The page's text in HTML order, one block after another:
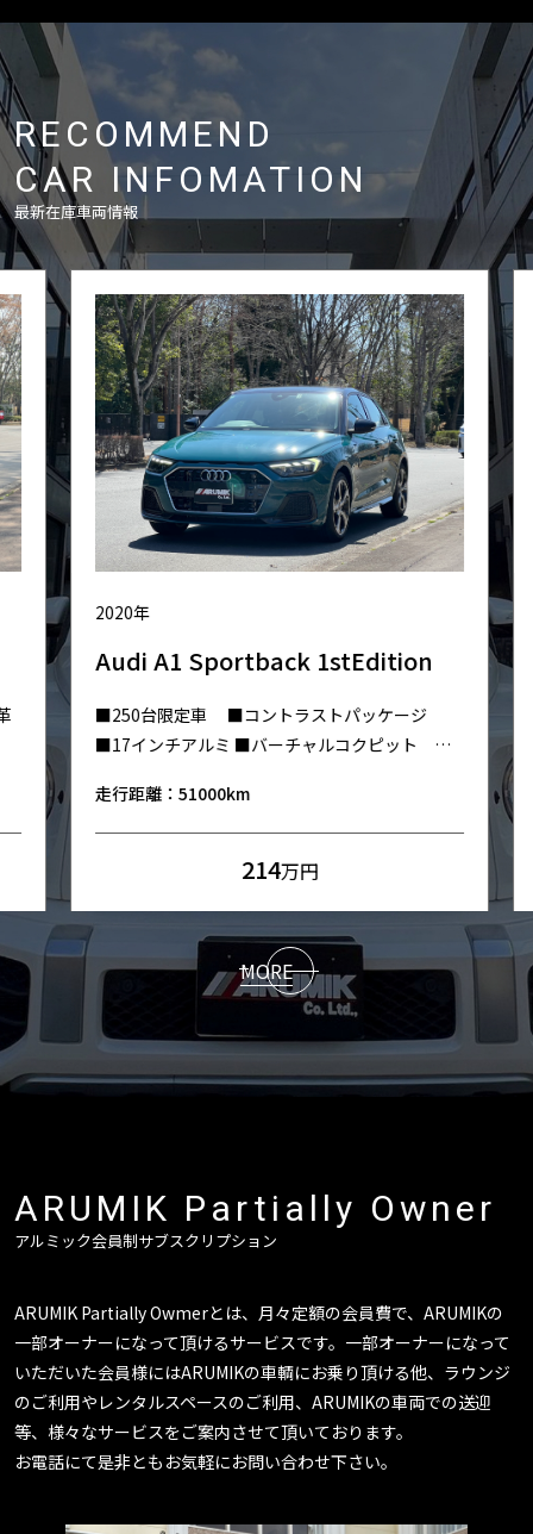
RECOMMEND
CAR INFOMATION
最新在庫車両情報
2020年
Audi A1 Sportback 1stEdition
■250台限定車 ■コントラストパッケージ
■17インチアルミ ■バーチャルコクピット
ティブクルーズコントロール ■純正ナビ ■シー
トヒーター
走行距離：51000km
214万円
MORE
ARUMIK Partially Owner
アルミック会員制サブスクリプション
ARUMIK Partially Owmerとは、月々定額の会員費で、ARUMIKの
一部オーナーになって頂けるサービスです。一部オーナーになって
いただいた会員様にはARUMIKの車輌にお乗り頂ける他、ラウンジ
のご利用やレンタルスペースのご利用、ARUMIKの車両での送迎
等、様々なサービスをご案内させて頂いております。
お電話にて是非ともお気軽にお問い合わせ下さい。